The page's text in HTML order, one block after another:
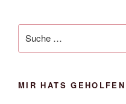
nach:
MIR HATS GEHOLFEN